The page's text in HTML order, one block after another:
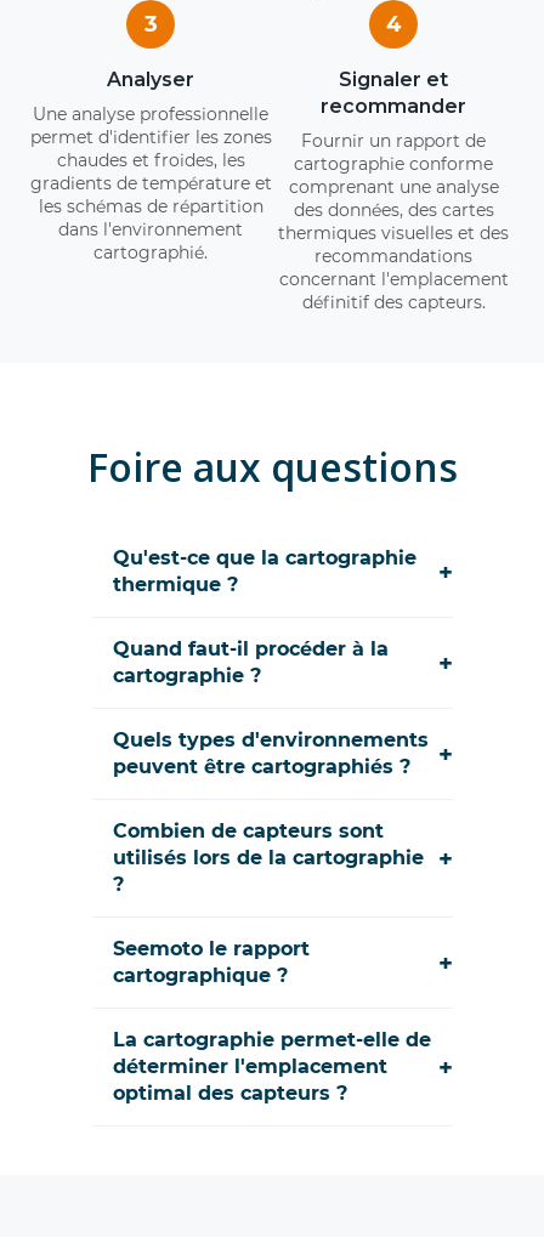
3
Analyser
Une analyse professionnelle
permet d'identifier les zones
chaudes et froides, les
gradients de température et
les schémas de répartition
dans l'environnement
cartographié.
4
Signaler et
recommander
Fournir un rapport de
cartographie conforme
comprenant une analyse
des données, des cartes
thermiques visuelles et des
recommandations
concernant l'emplacement
définitif des capteurs.
Foire aux questions
Qu'est-ce que la cartographie
thermique ?
+
Quand faut-il procéder à la
cartographie ?
+
Quels types d'environnements
peuvent être cartographiés ?
+
Combien de capteurs sont
utilisés lors de la cartographie
?
+
Seemoto le rapport
cartographique ?
+
La cartographie permet-elle de
déterminer l'emplacement
optimal des capteurs ?
+